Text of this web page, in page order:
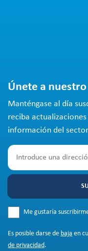
Únete a
Manténgase al día
reciba
información del
Me gustaría
Es posible darse de baja en
de privacidad.